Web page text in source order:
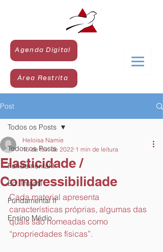
Agenda Digital
Área Restrita
Post
Todos os Posts
Fundamental I
Ed. Infantil
Fundamental II
Ensino Médio
Todos os Posts
Elasticidade /
Compressibilidade
Heloisa Namie
15 de fev. de 2022 1 min de leitura
Cada material apresenta
características próprias, algumas das
quais são nomeadas como
“propriedades físicas”.